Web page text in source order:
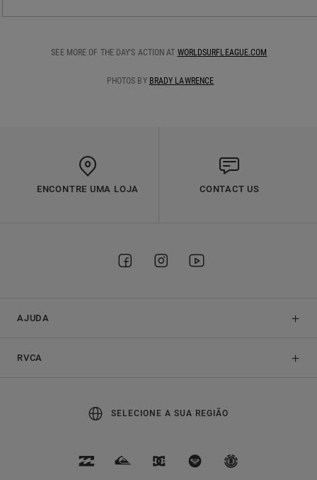
SEE MORE OF THE DAY'S ACTION AT WORLDSURFLEAGUE.COM
PHOTOS BY BRADY LAWRENCE
ENCONTRE UMA LOJA CONTACT US
AJUDA
RVCA
SELECIONE A SUA REGIÃO